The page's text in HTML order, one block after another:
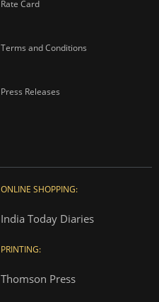
Rate Card
Terms and Conditions
Press Releases
ONLINE SHOPPING:
India Today Diaries
PRINTING:
Thomson Press